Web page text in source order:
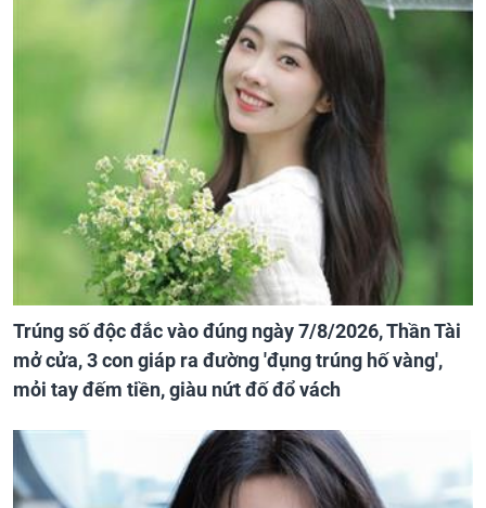
Trúng số độc đắc vào đúng ngày 7/8/2026, Thần Tài
mở cửa, 3 con giáp ra đường 'đụng trúng hố vàng',
mỏi tay đếm tiền, giàu nứt đố đổ vách